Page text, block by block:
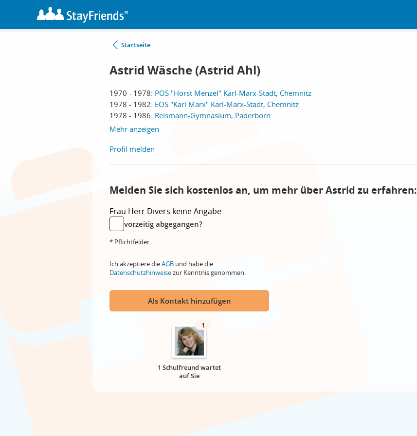
Startseite
Astrid Wäsche (Astrid Ahl)
1970 - 1978: POS "Horst Menzel" Karl-Marx-Stadt, Chemnitz
1978 - 1982: EOS "Karl Marx" Karl-Marx-Stadt, Chemnitz
1978 - 1986: Reismann-Gymnasium, Paderborn
Mehr anzeigen
Profil melden
Melden Sie sich kostenlos an, um mehr über Astrid zu erfahren:
Frau Herr Divers keine Angabe
vorzeitig abgegangen?
* Pflichtfelder
Ich akzeptiere dieAGB und habe die
Datenschutzhinweisezur Kenntnis genommen.
Als Kontakt hinzufügen
1
1 Schulfreund wartet
auf Sie